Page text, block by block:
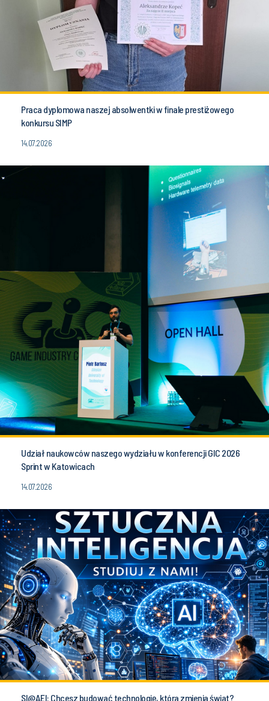
Praca dyplomowa naszej absolwentki w finale prestiżowego
konkursu SIMP
14.07.2026
Udział naukowców naszego wydziału w konferencji GIC 2026
Sprint w Katowicach
14.07.2026
SI@AEI: Chcesz budować technologię, która zmienia świat?